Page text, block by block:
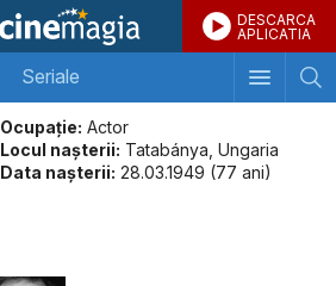
DESCARCA
APLICATIA
Seriale
Ocupație: Actor
Locul naşterii: Tatabánya, Ungaria
Data naşterii: 28.03.1949 (77 ani)